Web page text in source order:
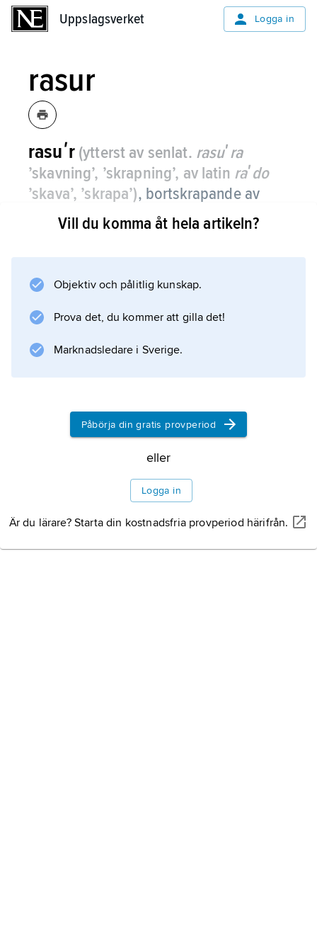
Uppslagsverket Logga in
rasur
rasuʹr (ytterst av senlat. rasuʹra
’skavning’, ’skrapning’, av latin raʹdo
’skava’, ’skrapa’), bortskrapande av
felaktig skrift för att denna skall kunna
ersättas med ny: något är skrivet ”på
Vill du komma åt hela artikeln?
Objektiv och pålitlig kunskap.
Prova det, du kommer att gilla det!
Marknadsledare i Sverige.
Påbörja din gratis provperiod
eller
Logga in
Är du lärare? Starta din kostnadsfria provperiod härifrån.